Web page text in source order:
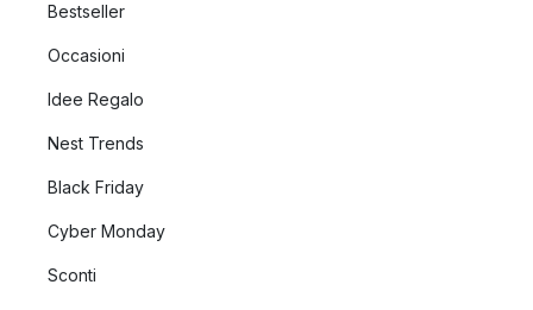
Bestseller
Occasioni
Idee Regalo
Nest Trends
Black Friday
Cyber Monday
Sconti